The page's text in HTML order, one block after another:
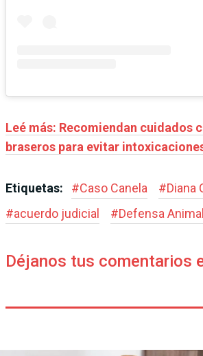
Leé más: Recomiendan cuidados
braseros para evitar
Etiquetas: #Caso Canela #Diana
#acuerdo judicial #Defensa Animal
Déjanos tus comentarios